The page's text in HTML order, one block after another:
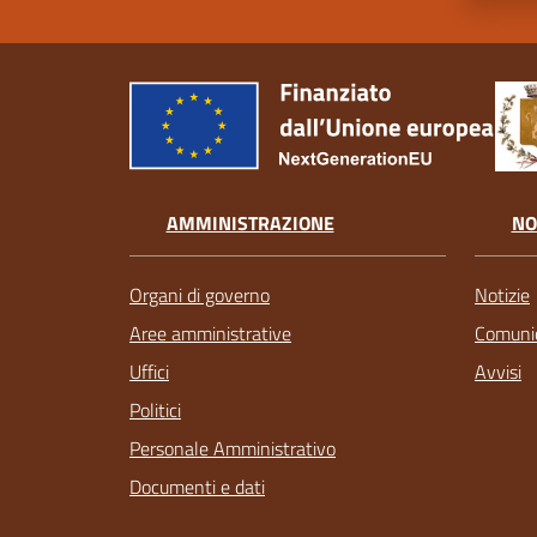
AMMINISTRAZIONE
Organi di governo
Aree amministrative
Uffici
Politici
Personale Amministrativo
Documenti e dati
Notizie
Avvisi